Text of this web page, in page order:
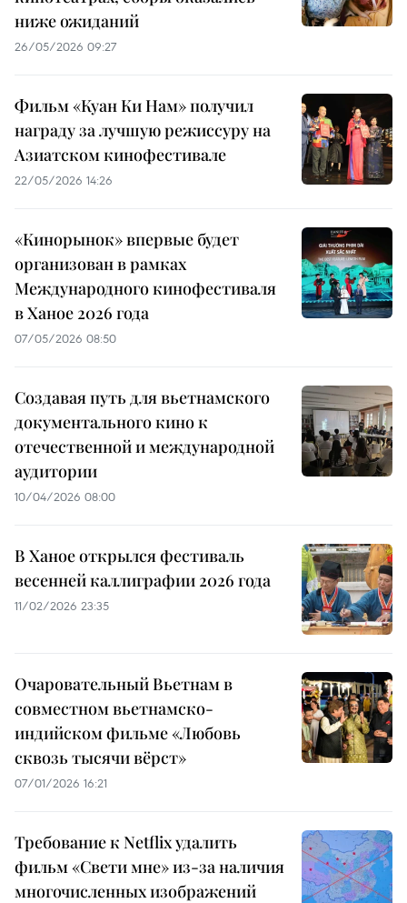
ниже ожиданий
26/05/2026 09:27
Фильм «Куан Ки Нам» получил
награду за лучшую режиссуру на
Азиатском кинофестивале
22/05/2026 14:26
«Кинорынок» впервые будет
организован в рамках
Международного кинофестиваля
в Ханое 2026 года
07/05/2026 08:50
Создавая путь для вьетнамского
документального кино к
отечественной и международной
аудитории
10/04/2026 08:00
В Ханое открылся фестиваль
весенней каллиграфии 2026 года
11/02/2026 23:35
Очаровательный Вьетнам в
совместном вьетнамско-
индийском фильме «Любовь
сквозь тысячи вёрст»
07/01/2026 16:21
Требование к Netflix удалить
фильм «Свети мне» из-за наличия
многочисленных изображений